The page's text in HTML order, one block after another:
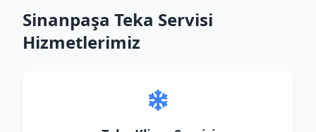
Sinanpaşa Teka Servisi
Hizmetlerimiz